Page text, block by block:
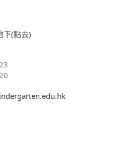
下(點去)